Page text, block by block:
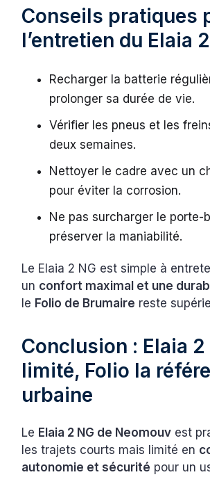
Conseils pratiques
l’entretien du Elaia
Recharger la batterie
prolonger sa durée de vie.
Vérifier les pneus et les
deux semaines.
Nettoyer le cadre avec un
pour éviter la corrosion.
Ne pas surcharger le porte-
préserver la maniabilité.
Le Elaia 2 NG est simple à
un confort maximal et une
le Folio de Brumaire reste
Conclusion : Elaia 2
limité, Folio la
urbaine
Le Elaia 2 NG de Neomouv est
les trajets courts mais limité en
autonomie et sécurité pour un